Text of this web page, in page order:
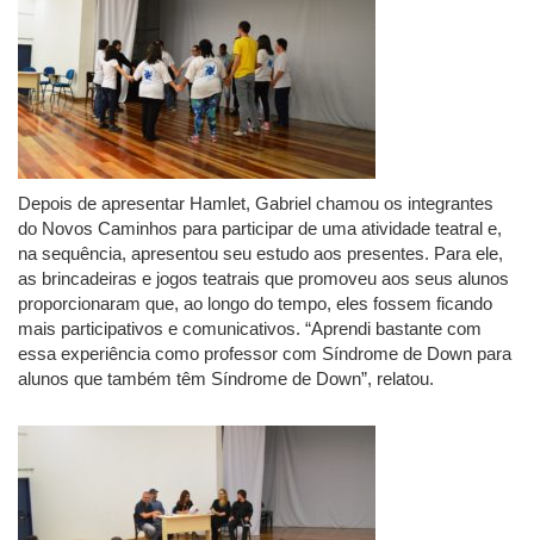
Depois de apresentar Hamlet, Gabriel chamou os integrantes
do Novos Caminhos para participar de uma atividade teatral e,
na sequência, apresentou seu estudo aos presentes. Para ele,
as brincadeiras e jogos teatrais que promoveu aos seus alunos
proporcionaram que, ao longo do tempo, eles fossem ficando
mais participativos e comunicativos. “Aprendi bastante com
essa experiência como professor com Síndrome de Down para
alunos que também têm Síndrome de Down”, relatou.